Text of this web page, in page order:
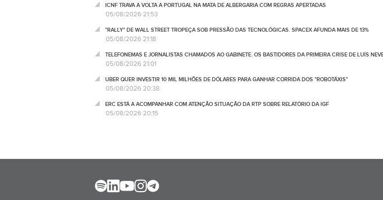
ICNF TRAVA A VOLTA A PORTUGAL NA MATA DE ALBERGARIA COM REGRAS APERTADAS
05/08/2026 21:53
"RALLY" DE WALL STREET TROPEÇA SOB PRESSÃO DAS TECNOLÓGICAS. SPACEX AFUNDA MAIS DE 13%
05/08/2026 21:18
TELEFONEMAS E JORNALISTAS CHAMADOS AO GABINETE. OS BASTIDORES DA PRIMEIRA CRISE DE LUÍS
05/08/2026 21:01
UBER QUER INVESTIR 10 MIL MILHÕES DE DÓLARES PARA GANHAR CORRIDA DOS "ROBOTÁXIS"
05/08/2026 20:38
ERC ESTÁ A ACOMPANHAR COM ATENÇÃO SITUAÇÃO DA RTP SOBRE RELATÓRIO DA IGF
05/08/2026 20:15